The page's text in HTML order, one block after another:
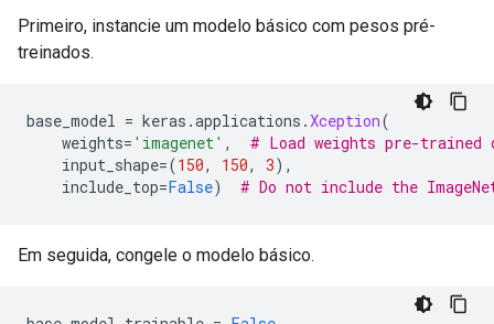
Primeiro, instancie um modelo básico com pesos pré-
treinados.
base_model = keras .applications .Xception(
weights= 'imagenet' ,
# Load weights pre-trained
input_shape=(150, 150, 3),
include_top=False) # Do not include the
Em seguida, congele o modelo básico.